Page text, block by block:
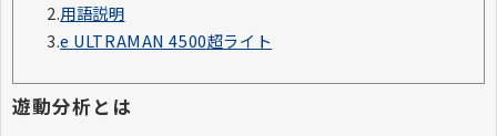
2.用語説明
3.e ULTRAMAN 4500超ライト
遊動分析とは